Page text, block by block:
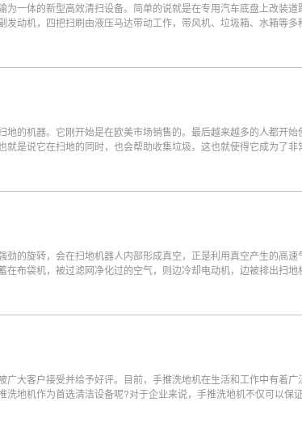
为一体的新型高效清扫设备。简单的说就是在专用汽车底盘上改装
动机，四把扫刷由液压马达带动工作，带风机、垃圾箱、水箱等多
地的机器。它刚开始是在欧美市场销售的。最后越来越多的人都开
是说它在扫地的同时，也会帮助收集垃圾。这也就使得它成为了非
的地方，人们都是使用扫地机来扫地的。
的旋转，会在扫地机器人内部形成真空，正是利用真空产生的高速
布袋机，被过滤网净化过的空气，则边冷却电动机，边被排出扫地
可靠性。
广大客户接受并给予好评。目前，手推洗地机在生活和工作中有着广
地机作为首选清洁设备呢?对于企业来说，手推洗地机不仅可以保证
的成本。清洁效果的质量高，对塑造良好的清洁形象也是一种有力保